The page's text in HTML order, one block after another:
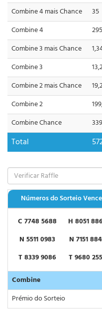
Combine 4 mais Chance 35
Combine 4 295
Combine 3 mais Chance
Combine 3
Combine 2 mais Chance
Combine 2
Combine Chance
Total
Números do Sorteio
C 7748 5688
H 8051
N 5511 0983
N 7151
T 8339 9086
T 9680
Combine
Prémio do Sorteio